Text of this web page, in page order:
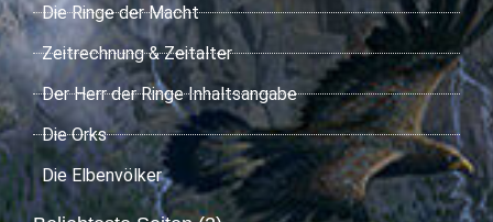
Die Ringe der Macht
Zeitrechnung & Zeitalter
Der Herr der Ringe Inhaltsangabe
Die Orks
Die Elbenvölker